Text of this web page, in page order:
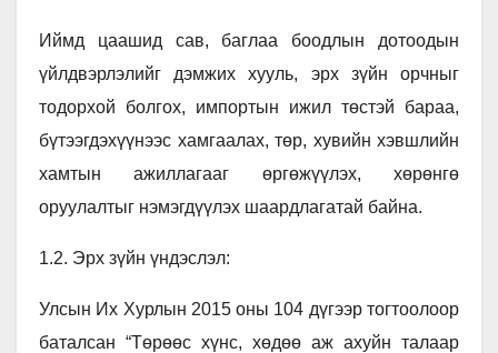
Иймд цаашид сав, баглаа боодлын дотоодын
үйлдвэрлэлийг дэмжих хууль, эрх зүйн орчныг
тодорхой болгох, импортын ижил төстэй бараа,
бүтээгдэхүүнээс хамгаалах, төр, хувийн хэвшлийн
хамтын ажиллагааг өргөжүүлэх, хөрөнгө
оруулалтыг нэмэгдүүлэх шаардлагатай байна.
1.2. Эрх зүйн үндэслэл:
Улсын Их Хурлын 2015 оны 104 дүгээр тогтоолоор
баталсан “Төрөөс хүнс, хөдөө аж ахуйн талаар